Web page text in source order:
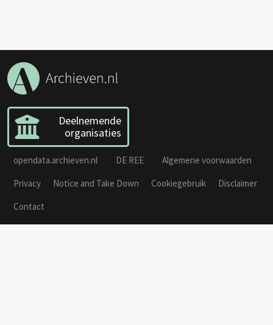
Deelnemende
organisaties
opendata.archieven.nl DE REE
Algemene voorwaarden
Privacy
Notice and Take Down Cookiegebruik
Disclaimer
Contact